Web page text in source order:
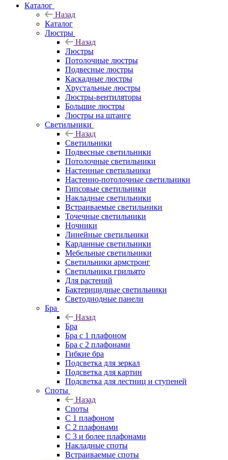
Каталог
Назад
Каталог
Люстры
Назад
Люстры
Потолочные люстры
Подвесные люстры
Каскадные люстры
Хрустальные люстры
Люстры-вентиляторы
Большие люстры
Люстры на штанге
Светильники
Назад
Светильники
Подвесные светильники
Потолочные светильники
Настенные светильники
Настенно-потолочные светильники
Гипсовые светильники
Накладные светильники
Встраиваемые светильники
Точечные светильники
Ночники
Линейные светильники
Карданные светильники
Мебельные светильники
Светильники армстронг
Светильники грильято
Для растений
Бактерицидные светильники
Светодиодные панели
Бра
Назад
Бра
Бра с 1 плафоном
Бра с 2 плафонами
Гибкие бра
Подсветка для зеркал
Подсветка для картин
Подсветка для лестниц и ступеней
Споты
Назад
Споты
С 1 плафоном
С 2 плафонами
С 3 и более плафонами
Накладные споты
Встраиваемые споты